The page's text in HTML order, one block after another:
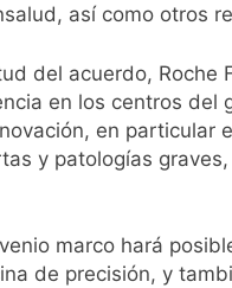
así como otros
del acuerdo, Roche
en los centros del
en particular
y patologías
marco hará
de precisión, y